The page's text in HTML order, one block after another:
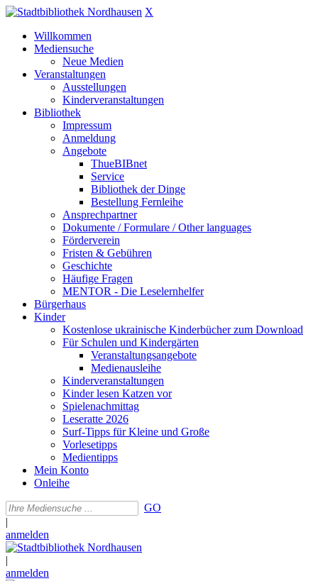
X
Willkommen
Mediensuche
Neue Medien
Veranstaltungen
Ausstellungen
Kinderveranstaltungen
Bibliothek
Impressum
Anmeldung
Angebote
ThueBIBnet
Service
Bibliothek der Dinge
Bestellung Fernleihe
Ansprechpartner
Dokumente / Formulare / Other languages
Förderverein
Fristen & Gebühren
Geschichte
Häufige Fragen
MENTOR - Die Leselernhelfer
Bürgerhaus
Kinder
Kostenlose ukrainische Kinderbücher zum Download
Für Schulen und Kindergärten
Veranstaltungsangebote
Medienausleihe
Kinderveranstaltungen
Kinder lesen Katzen vor
Spielenachmittag
Leseratte 2026
Surf-Tipps für Kleine und Große
Vorlesetipps
Medientipps
Mein Konto
Onleihe
GO
|
anmelden
|
anmelden